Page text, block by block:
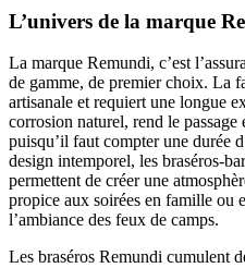
L’univers de la marque
La marque Remundi, c’est
de gamme, de premier choix. La
artisanale et requiert une longue
corrosion naturel, rend le
puisqu’il faut compter une durée
design intemporel, les braséros-
permettent de créer une
propice aux soirées en famille ou
l’ambiance des feux de camps.
Les braséros Remundi cumulent